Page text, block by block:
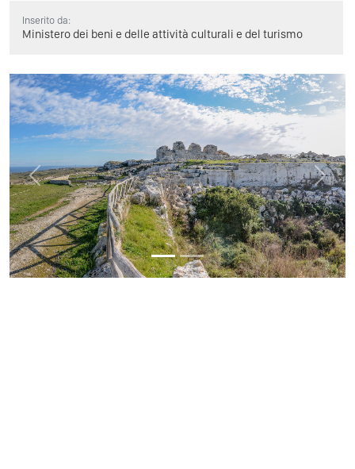
Inserito da:
Ministero dei beni e delle attività culturali e del turismo
Previous Next